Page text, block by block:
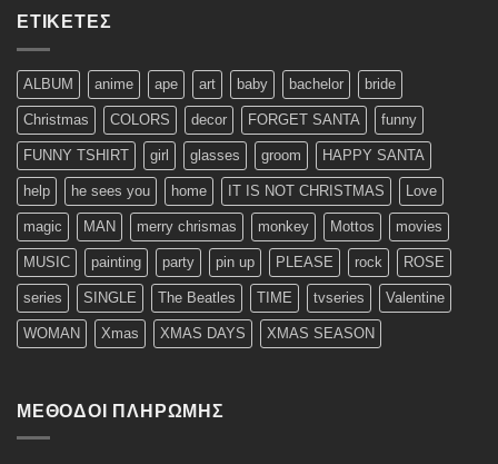
ΕΤΙΚΈΤΕΣ
ALBUM anime ape art baby bachelor bride
Christmas COLORS decor FORGET SANTA funny
FUNNY TSHIRT girl glasses groom HAPPY SANTA
help he sees you home IT IS NOT CHRISTMAS Love
magic MAN merry chrismas monkey Mottos movies
MUSIC painting party pin up PLEASE rock ROSE
series SINGLE The Beatles TIME tvseries Valentine
WOMAN Xmas XMAS DAYS XMAS SEASON
ΜΈΘΟΔΟΙ ΠΛΗΡΩΜΉΣ